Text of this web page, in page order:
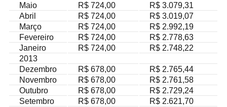
Maio R$ 724,00
R$ 3.079,31
Abril
R$ 724,00
R$ 3.019,07
Março
R$ 724,00
R$ 2.992,19
Fevereiro
R$ 724,00
R$ 2.778,63
Janeiro
R$ 724,00
R$ 2.748,22
2013
Dezembro
R$ 678,00
R$ 2.765,44
Novembro
R$ 678,00
R$ 2.761,58
Outubro
R$ 678,00
R$ 2.729,24
Setembro
R$ 678,00
R$ 2.621,70